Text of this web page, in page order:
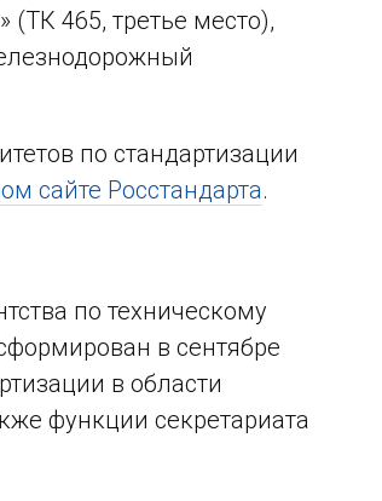
(ТК 465, третье место),
по стандартизации
сайте Росстандарта.
по техническому
в сентябре
в области
функции секретариата